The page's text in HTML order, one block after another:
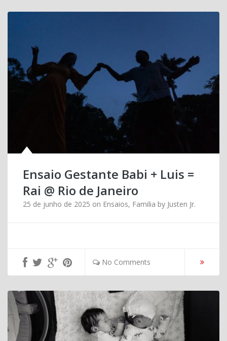
Ensaio Gestante Babi + Luis =
Rai @ Rio de Janeiro
25 de junho de 2025 on Ensaios, Familia by Justen Jr.
No Comments